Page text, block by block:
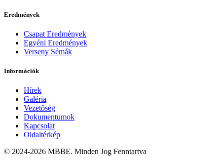
Eredmények
Csapat Eredmények
Egyéni Eredmények
Verseny Sémák
Információk
Hírek
Galéria
Vezetőség
Dokumentumok
Kapcsolat
Oldaltérkép
© 2024-2026 MBBE. Minden Jog Fenntartva